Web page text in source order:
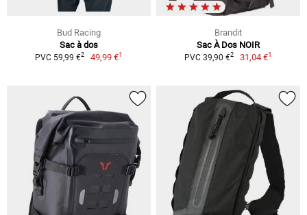
Bud Racing
Sac à dos
PVC 59,99 €2 49,99 €1
Brandit
Sac À Dos NOIR
PVC 39,90 €2 31,04 €1